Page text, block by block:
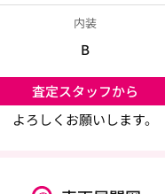
内装
B
査定スタッフから
よろしくお願いします。